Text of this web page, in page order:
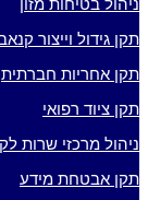
בטיחות מזון
וייצור קנאביס
חברתית
רפואי
מרכזי שרות לקוחות
מידע